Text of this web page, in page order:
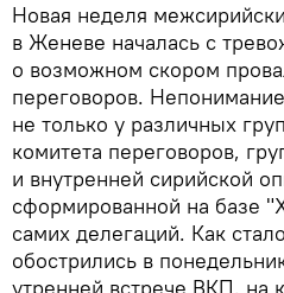
Новая неделя
в Женеве началась с
о возможном скором
переговоров.
не только у различных
комитета переговоров,
и внутренней сирийской
сформированной на базе
самих делегаций. Как
обострились в